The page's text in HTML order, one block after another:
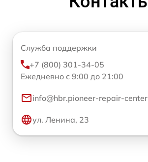
Служба поддержки
+7 (800) 301-34-05
Ежедневно с 9:00 до 21:00
info@hbr.pioneer-repair-
ул. Ленина, 23